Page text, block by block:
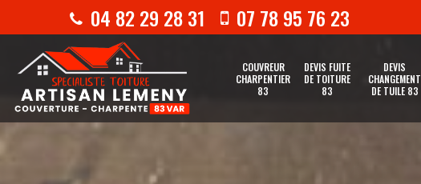
04 82 29 28 31 07 78 95 76 23
COUVREUR
CHARPENTIER
83
DEVIS FUITE
DE TOITURE
83
DEVIS
CHANGEMENT
DE TUILE 83